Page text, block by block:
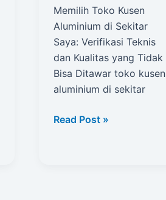
Memilih Toko Kusen
Aluminium di Sekitar
Saya: Verifikasi Teknis
dan Kualitas yang Tidak
Bisa Ditawar toko kusen
aluminium di sekitar
toko
Read Post »